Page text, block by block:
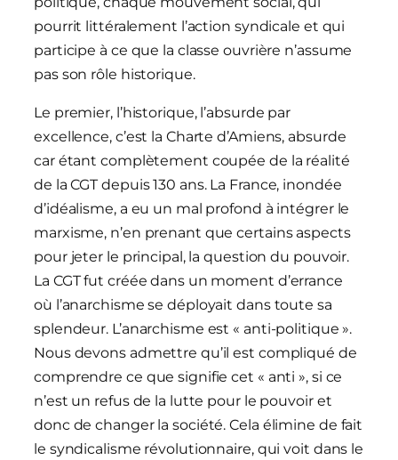
pourrit littéralement l’action syndicale et qui
participe à ce que la classe ouvrière n’assume
pas son rôle historique.
Le premier, l’historique, l’absurde par
excellence, c’est la Charte d’Amiens, absurde
car étant complètement coupée de la réalité
de la CGT depuis 130 ans. La France, inondée
d’idéalisme, a eu un mal profond à intégrer le
marxisme, n’en prenant que certains aspects
pour jeter le principal, la question du pouvoir.
La CGT fut créée dans un moment d’errance
où l’anarchisme se déployait dans toute sa
splendeur. L’anarchisme est « anti-politique ».
Nous devons admettre qu’il est compliqué de
comprendre ce que signifie cet « anti », si ce
n’est un refus de la lutte pour le pouvoir et
donc de changer la société. Cela élimine de fait
le syndicalisme révolutionnaire, qui voit dans le